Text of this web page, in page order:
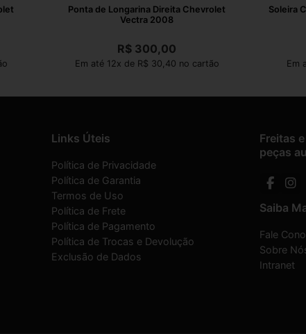
Ponta de Longarina Direita Chevrolet
Vectra 2008
R$ 300,00
Em até 12x de R$ 30,40 no cartão
Soleira
Em
Links Úteis
Política de Privacidade
Política de Garantia
Termos de Uso
Política de Frete
Política de Pagamento
Política de Trocas e Devolução
Exclusão de Dados
Freitas
peças
Saiba
Fale
Sobre
Intranet